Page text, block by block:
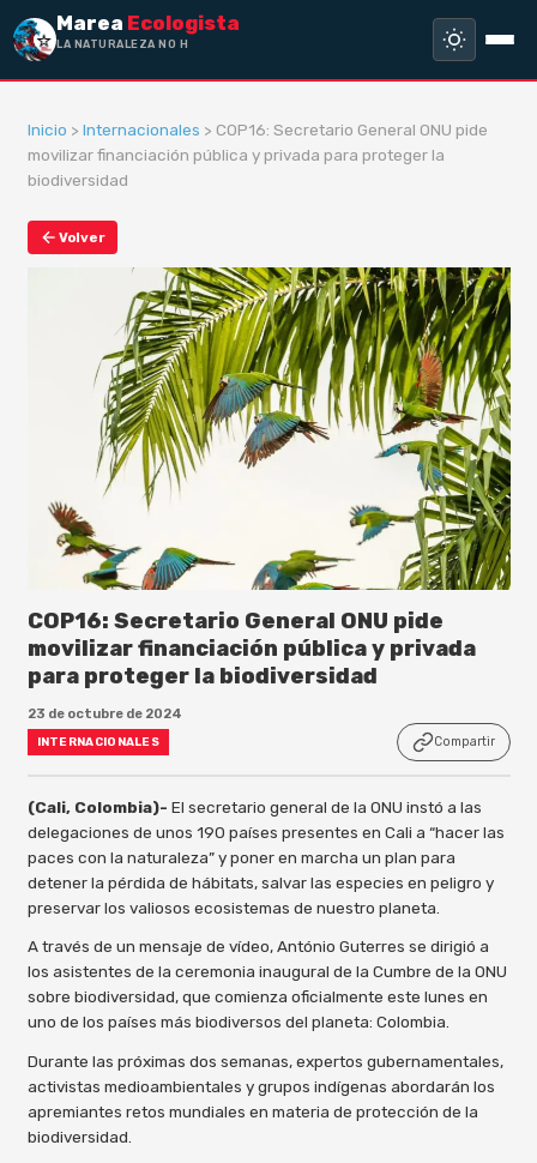
Marea Ecologista
LA NATURALEZA NO HA HE
Inicio > Internacionales > COP16: Secretario General ONU pide
movilizar financiación pública y privada para proteger la
biodiversidad
Volver
COP16: Secretario General ONU pide
movilizar financiación pública y privada
para proteger la biodiversidad
23 de octubre de 2024
INTERNACIONALES Compartir
(Cali, Colombia)- El secretario general de la ONU instó a las
delegaciones de unos 190 países presentes en Cali a “hacer las
paces con la naturaleza” y poner en marcha un plan para
detener la pérdida de hábitats, salvar las especies en peligro y
preservar los valiosos ecosistemas de nuestro planeta.
A través de un mensaje de vídeo, António Guterres se dirigió a
los asistentes de la ceremonia inaugural de la Cumbre de la ONU
sobre biodiversidad, que comienza oficialmente este lunes en
uno de los países más biodiversos del planeta: Colombia.
Durante las próximas dos semanas, expertos gubernamentales,
activistas medioambientales y grupos indígenas abordarán los
apremiantes retos mundiales en materia de protección de la
biodiversidad.